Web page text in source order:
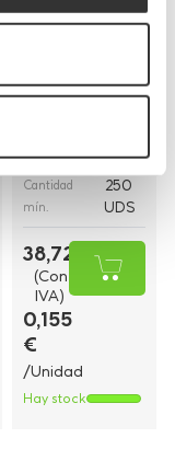
Bolsas de papel
(28+17x29cm)
Medidas28+17x29cm
Cantidad
mín.
250
UDS
38,72 €
(Con
IVA)
0,155
€
/Unidad
Hay stock